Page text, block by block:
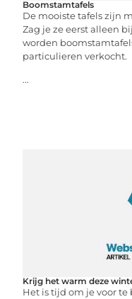
Boomstamtafels
De mooiste tafels zijn
Zag je ze eerst alleen
worden
particulieren verkocht.
...
Krijg het warm deze
Het is tijd om je voor